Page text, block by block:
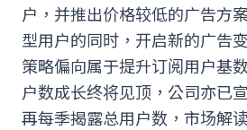
户，并推出价格较低的广告方
型用户的同时，开启新的广告
策略偏向属于提升订阅用户基
户数成长终将见顶，公司亦已
再每季揭露总用户数，市场解